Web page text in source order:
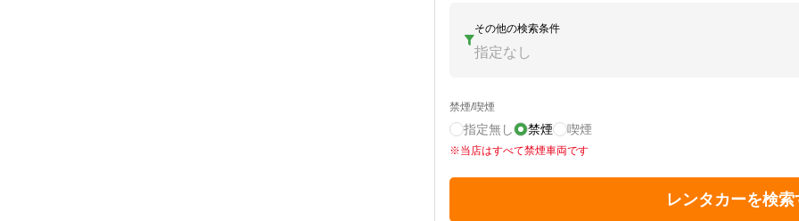
その他の検索条件
指定なし
禁煙/喫煙
指定無し 禁煙 喫煙
※当店はすべて禁煙車両です
レンタカーを検索